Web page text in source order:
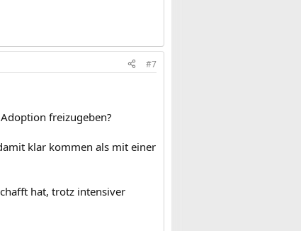
#7
freizugeben?
klar kommen als mit einer
hat, trotz intensiver